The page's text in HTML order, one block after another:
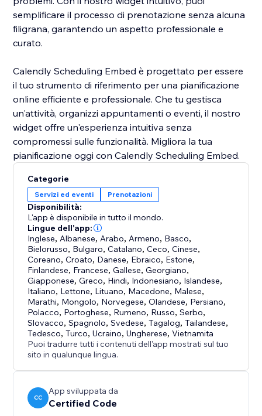
semplificare il processo di prenotazione senza alcuna
filigrana, garantendo un aspetto professionale e
curato.
Calendly Scheduling Embed è progettato per essere
il tuo strumento di riferimento per una pianificazione
online efficiente e professionale. Che tu gestisca
un'attività, organizzi appuntamenti o eventi, il nostro
widget offre un'esperienza intuitiva senza
compromessi sulle funzionalità. Migliora la tua
pianificazione oggi con Calendly Scheduling Embed.
Categorie
Servizi ed eventi Prenotazioni
Disponibilità:
L'app è disponibile in tutto il mondo.
Lingue dell'app:
Inglese, Albanese, Arabo, Armeno, Basco,
Bielorusso, Bulgaro,Catalano,Ceco,Cinese,
Coreano,Croato, Danese, Ebraico, Estone,
Finlandese, Francese,Gallese,Georgiano,
Giapponese,Greco, Hindi, Indonesiano, Islandese,
Italiano, Lettone, Lituano, Macedone, Malese,
Marathi, Mongolo, Norvegese,Olandese, Persiano,
Polacco, Portoghese, Rumeno, Russo,Serbo,
Slovacco,Spagnolo,Svedese,Tagalog,Tailandese,
Tedesco,Turco,Ucraino,Ungherese,Vietnamita
Puoi tradurre tutti i contenuti dell'app mostrati sul tuo
sito in qualunque lingua.
CC
App sviluppata da
Certified Code